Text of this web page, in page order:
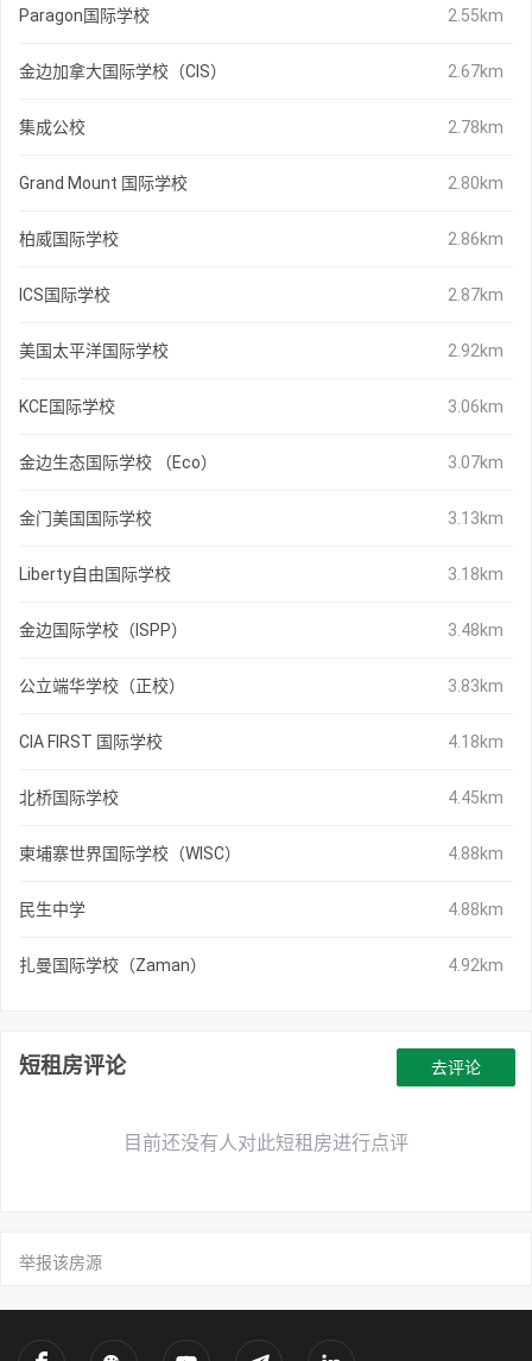
Paragon国际学校 2.55km
金边加拿大国际学校（CIS） 2.67km
集成公校 2.78km
Grand Mount 国际学校 2.80km
柏威国际学校 2.86km
ICS国际学校 2.87km
美国太平洋国际学校 2.92km
KCE国际学校 3.06km
金边生态国际学校 （Eco） 3.07km
金门美国国际学校 3.13km
Liberty自由国际学校 3.18km
金边国际学校（ISPP） 3.48km
公立端华学校（正校） 3.83km
CIA FIRST 国际学校 4.18km
北桥国际学校 4.45km
柬埔寨世界国际学校（WISC） 4.88km
民生中学 4.88km
扎曼国际学校（Zaman） 4.92km
短租房评论
目前还没有人对此短租房进行点评
去评论
举报该房源